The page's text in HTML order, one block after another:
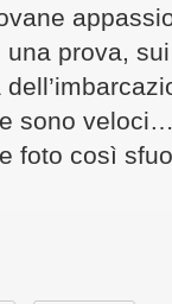
prova,
sono
foto così